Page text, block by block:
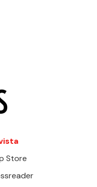
Store